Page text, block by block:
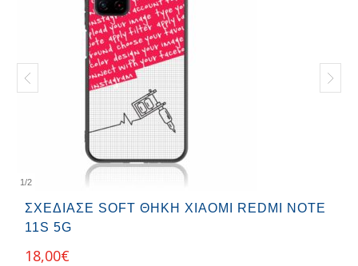
1/2
ΣΧΕΔΊΑΣΕ SOFT ΘΉΚΗ XIAOMI REDMI NOTE
11S 5G
18,00€